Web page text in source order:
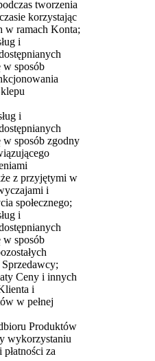
tworzenia
korzystając
w ramach Konta;
i
w sposób
i
w sposób zgodny
z przyjętymi w
i
społecznego;
i
w sposób
Ceny i innych
i
w pełnej
Produktów
wykorzystaniu
za